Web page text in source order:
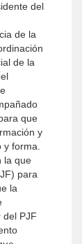
del
de la
de la
que
y
forma.
la que
para
la
del PJF